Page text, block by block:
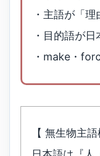
・主語が「
・目的語が
・make・
【 無生物主